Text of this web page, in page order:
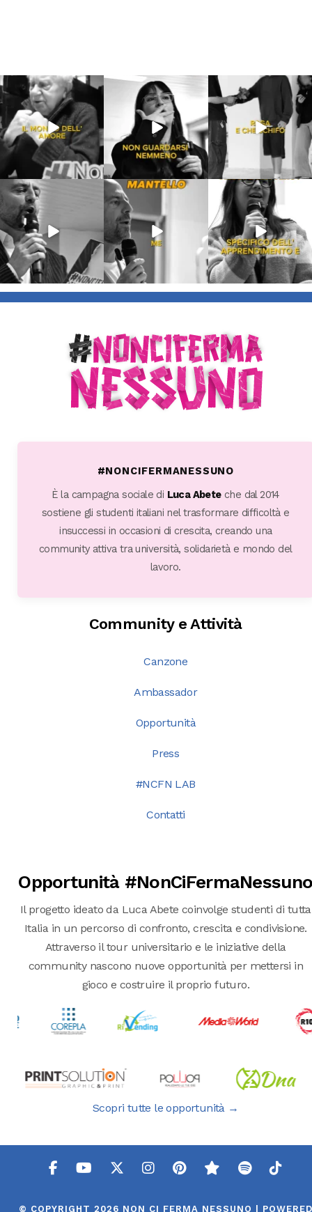
Lug 31
213 4
Lug 16
53 1
Lug 13
199 10
Lug 9
54
Giu 21 Giu 18
871
#NONCIFERMANESSUNO
È la campagna sociale di Luca Abeteche dal 2014
sostiene gli studenti italiani nel trasformare difficoltà e
insuccessi in occasioni di crescita, creando una
community attiva tra università, solidarietà e mondo del
lavoro.
Community e Attività
Canzone
Ambassador
Opportunità
Press
#NCFN LAB
Contatti
Opportunità
Il progetto ideato da Luca Abete coinvolge studenti di tutta
Italia in un percorso di confronto, crescita e condivisione.
Attraverso il tour universitario e le iniziative della
community nascono nuove opportunità per mettersi in
gioco e costruire il proprio futuro.
Scopri tutte le opportunità →
© COPYRIGHT 2026 NON CI FERMA NESSUNO | POWERED